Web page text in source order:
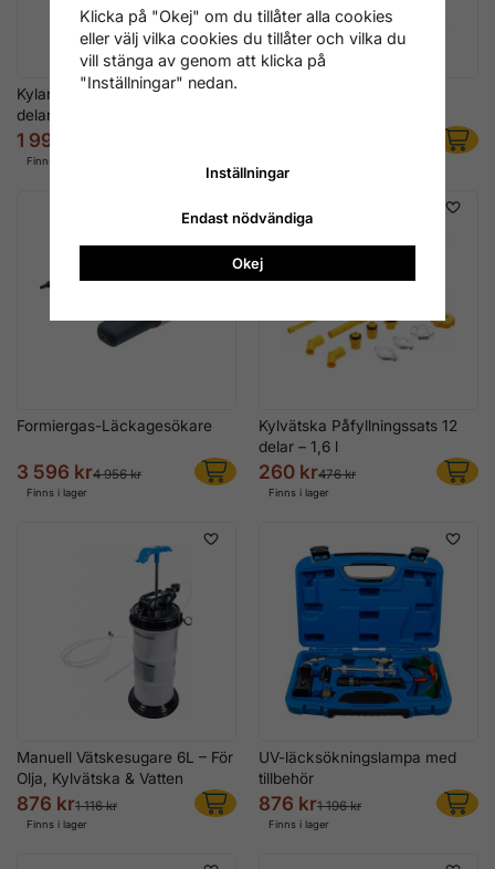
Kylartrycksprovarsats, 28
delar
1 996 kr
Finns i lager
Formiergas-Läckagesökare
3 596 kr4 956 kr
Finns i lager
Kylvätska Påfyllningssats 12
delar – 1,6 l
260 kr476 kr
Finns i lager
Manuell Vätskesugare 6L – För
Olja, Kylvätska & Vatten
876 kr1 116 kr
Finns i lager
UV-läcksökningslampa med
tillbehör
876 kr1 196 kr
Finns i lager
Klicka på "Okej" om du tillåter alla cookies
eller välj vilka cookies du tillåter och vilka du
vill stänga av genom att klicka på
"Inställningar" nedan.
Inställningar
Endast nödvändiga
Okej